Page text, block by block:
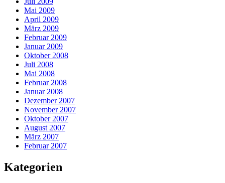
Mai 2009
April 2009
März 2009
Februar 2009
Januar 2009
Oktober 2008
Juli 2008
Mai 2008
Februar 2008
Januar 2008
Dezember 2007
November 2007
Oktober 2007
August 2007
März 2007
Februar 2007
Kategorien